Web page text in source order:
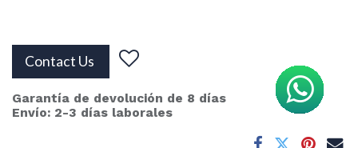
Contact Us
Garantía de devolución de 8 días
Envío: 2-3 días laborales